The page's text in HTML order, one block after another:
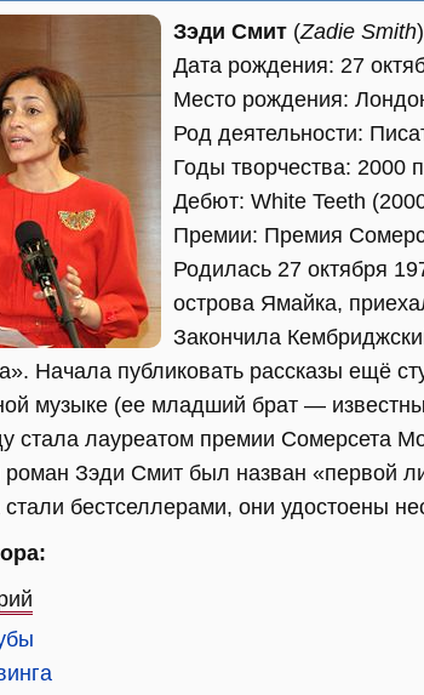
Зэди Смит (Zadie Smith
Дата рождения: 27
Место рождения:
Род деятельности:
Годы творчества: 2000
Дебют: White Teeth
Премии: Премия
Родилась 27 октября
острова Ямайка,
Закончила
Начала публиковать рассказы ещё
музыке (ее младший брат —
стала лауреатом премии Сомерсета
Зэди Смит был назван «первой
бестселлерами, они удостоены